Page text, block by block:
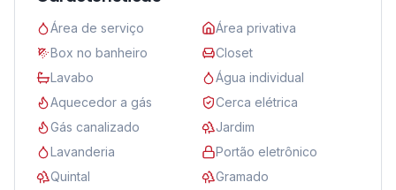
Área de serviço
Área privativa
Box no banheiro
Closet
Lavabo
Água individual
Aquecedor a gás
Cerca elétrica
Gás canalizado
Jardim
Lavanderia
Portão eletrônico
Quintal
Gramado